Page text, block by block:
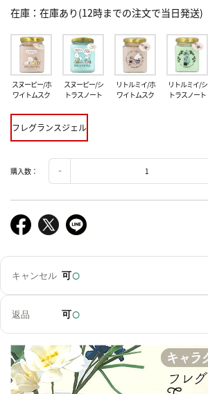
在庫 在庫あり(12時までの注文で当日発送)
スヌーピー/ホ
ワイトムスク
スヌーピー/シ
トラスノート
リトルミイ/ホ
ワイトムスク
リトルミイ/シ
トラスノート
フレグランスジェル
購入数：
キャンセル 可○
返品 可○